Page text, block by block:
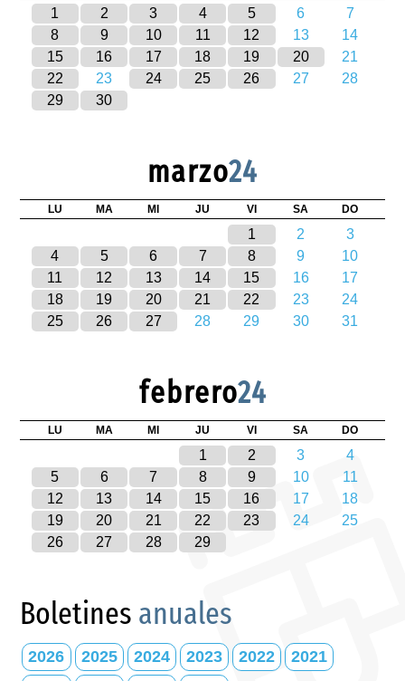
1 2 3 4 5 6
7
8
9 10 11 12 13
14
15
16 17 18 19 20
21
22
23 24 25 26 27
28
29
30
marzo24
LU MA MI JU VI SA DO
1 2
3
4
5 6 7 8 9
10
11
12 13 14 15 16
17
18
19 20 21 22 23
24
25
26 27 28 29 30 31
febrero24
LU MA MI JU VI SA DO
1 2 3
4
5
6 7 8 9 10
11
12
13 14 15 16 17
18
19
20 21 22 23 24
25
26
27 28 29
Boletines anuales
2026 2025 2024 2023 2022
2021